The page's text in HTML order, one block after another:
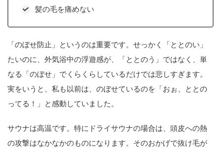
髪の毛を痛めない
「のぼせ防止」というのは重要です。せっかく「ととのい」
たいのに、外気浴中の浮遊感が、「ととのう」ではなく、単
なる「のぼせ」でくらくらしているだけでは悲しすぎます。
実をいうと、私も以前は、のぼせているのを「おぉ、ととの
ってる！」と感動していました。
サウナは高温です。特にドライサウナの場合は、頭皮への熱
の攻撃はなかなかのものになります。そのおかげで抜け毛が